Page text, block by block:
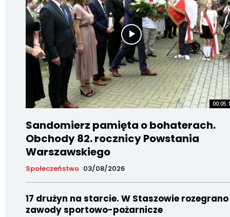
Sandomierz pamięta o bohaterach.
Obchody 82. rocznicy Powstania
Warszawskiego
Społeczeństwo 03/08/2026
17 drużyn na starcie. W Staszowie rozegrano
zawody sportowo-pożarnicze